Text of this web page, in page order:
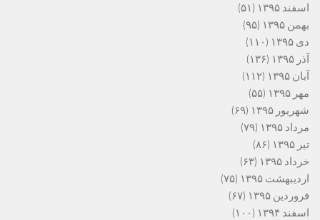
اسفند ۱۳۹۵
(۵۱)
بهمن ۱۳۹۵
(۹۵)
دی ۱۳۹۵
(۱۱۰)
آذر ۱۳۹۵
(۱۳۶)
آبان ۱۳۹۵
(۱۱۲)
مهر ۱۳۹۵
(۵۵)
شهریور ۱۳۹۵
(۶۹)
مرداد ۱۳۹۵
(۷۹)
تیر ۱۳۹۵
(۸۶)
خرداد ۱۳۹۵
(۶۳)
اردیبهشت ۱۳۹۵
(۷۵)
فروردین ۱۳۹۵
(۶۷)
اسفند ۱۳۹۴
(۱۰۰)